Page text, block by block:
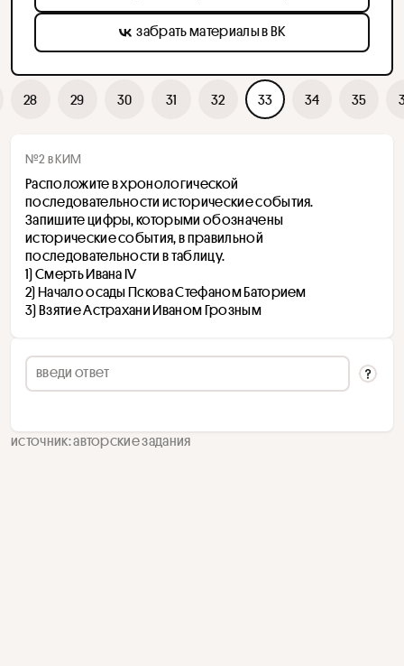
28 29 30 31 32 33 34 35
№2 в КИМ
Расположите в хронологической
последовательности исторические события.
Запишите цифры, которыми обозначены
исторические события, в правильной
последовательности в таблицу.
1) Смерть Ивана IV
2) Начало осады Пскова Стефаном Баторием
3) Взятие Астрахани Иваном Грозным
источник: авторские задания
забрать материалы в ВК